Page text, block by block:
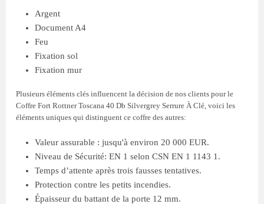
Argent
Document A4
Feu
Fixation sol
Fixation mur
Plusieurs éléments clés influencent la décision de nos clients pour le
Coffre Fort Rottner Toscana 40 Db Silvergrey Serrure À Clé, voici les
éléments uniques qui distinguent ce coffre des autres:
Valeur assurable : jusqu'à environ 20 000 EUR.
Niveau de Sécurité: EN 1 selon CSN EN 1 1143 1.
Temps d’attente après trois fausses tentatives.
Protection contre les petits incendies.
Épaisseur du battant de la porte 12 mm.